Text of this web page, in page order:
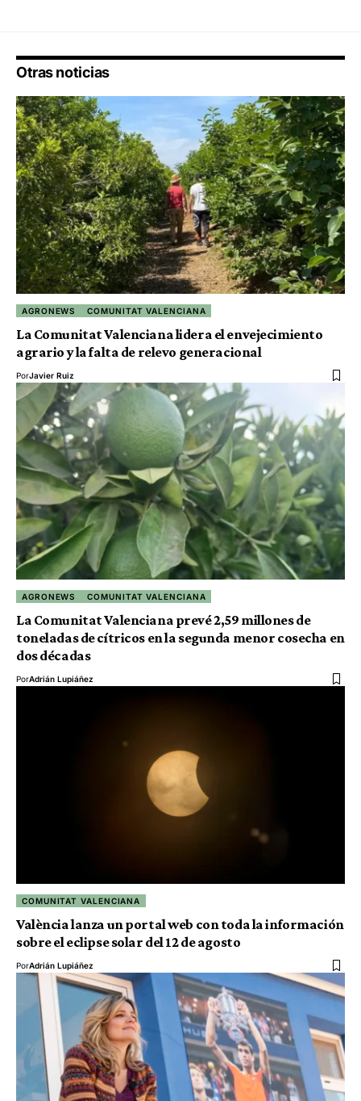
Otras noticias
AGRONEWS COMUNITAT VALENCIANA
La Comunitat Valenciana lidera el envejecimiento
agrario y la falta de relevo generacional
PorJavier Ruiz
AGRONEWS COMUNITAT VALENCIANA
La Comunitat Valenciana prevé 2,59 millones de
toneladas de cítricos en la segunda menor cosecha en
dos décadas
PorAdrián Lupiáñez
COMUNITAT VALENCIANA
València lanza un portal web con toda la información
sobre el eclipse solar del 12 de agosto
PorAdrián Lupiáñez